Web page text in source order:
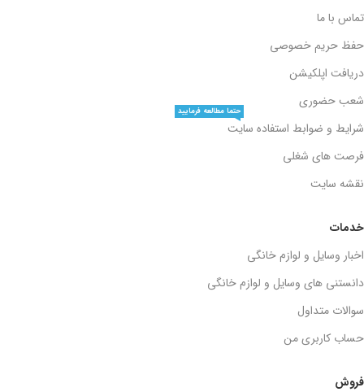
فروش
خدمات
اخبار وسایل و لوازم خانگی
دانستنی های وسایل و لوازم خانگی
سوالات متداول
حساب کاربری من
تماس با ما
حفظ حریم خصوصی
دریافت اپلکیشن
شعب حضوری
شرایط و ضوابط استفاده سایت
حتما مطالعه فرمایید
فرصت های شغلی
نقشه سایت